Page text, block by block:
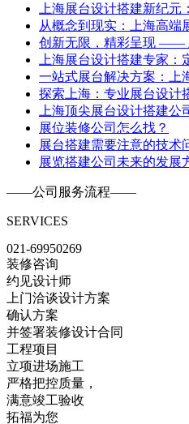
上海展台设计搭建新纪
从概念到现实：上海高端
创新无限，精彩呈现 ——
上海展台设计搭建专家
一站式展台解决方案：上
探索上海：专业展台设计
上海顶尖展台设计搭建
展位装修公司怎么找？
展台搭建需要注意的技术
展览搭建公司未来的发展
——公司服务流程——
SERVICES
021-69950269
装修咨询
约见设计师
上门洽谈设计方案
确认方案
并签署装修设计合同
工程项目
立项进场施工
严格把控质量，
满意竣工验收
拓福为您